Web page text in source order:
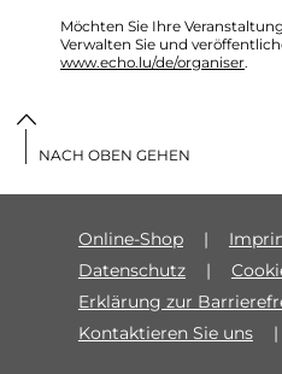
Möchten Sie Ihre
Verwalten Sie und
www.echo.lu/de/organiser.
Online-Shop
Datenschutz
Erklärung zur
Kontaktieren Sie uns
NACH OBEN GEHEN